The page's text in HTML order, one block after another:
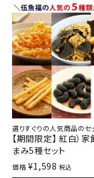
選りすぐりの人気商品のセ
【期間限定】 紅白）
まみ5種セット
価格 ¥1,598 税込